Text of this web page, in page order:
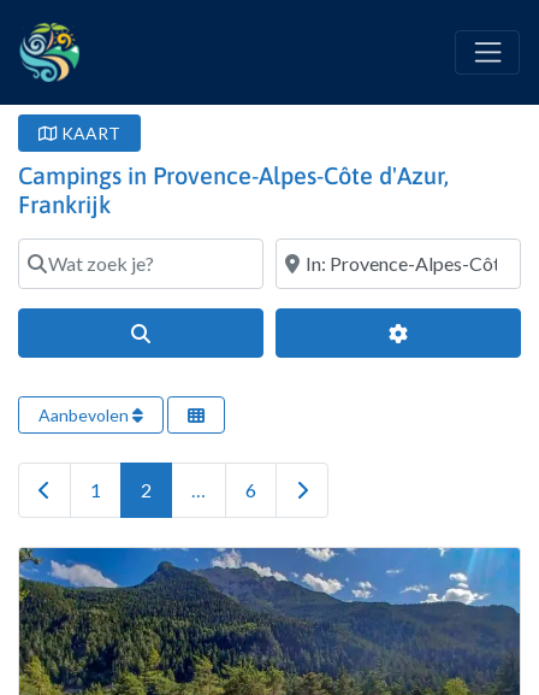
KAART
Campings in Provence-Alpes-Côte d'Azur,
Frankrijk
Wat zoek je? Waar?
Geavanceerde
Aanbevolen
Newer posts
1 2 … 6 Older posts